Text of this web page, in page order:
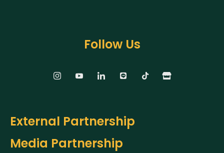
Follow Us
External Partnership
Media Partnership